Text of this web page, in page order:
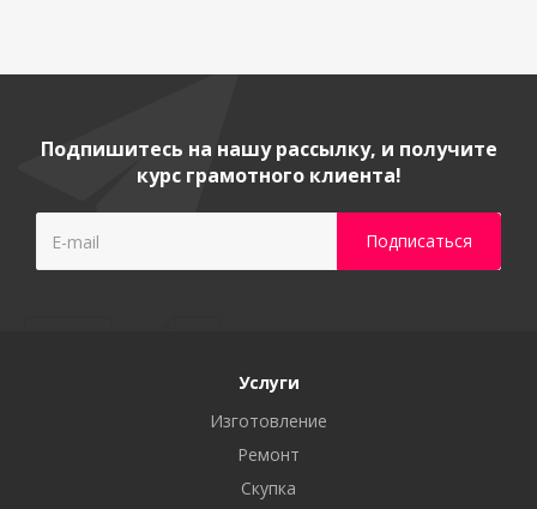
Подпишитесь на нашу рассылку, и получите
курс грамотного клиента!
Услуги
Изготовление
Ремонт
Скупка